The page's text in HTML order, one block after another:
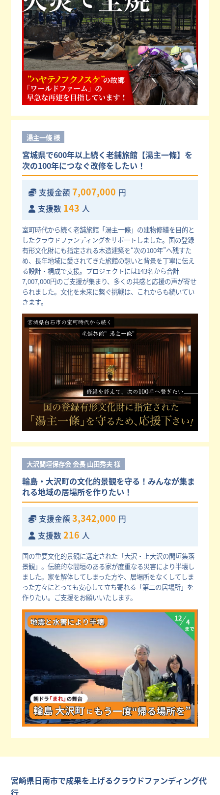
湯主一條 様
宮城県で600年以上続く老舗旅館【湯主一條】を
次の100年につなぐ改修をしたい！
支援金額 7,007,000 円
支援数 143 人
室町時代から続く老舗旅館「湯主一條」の建物修繕を目的と
したクラウドファンディングをサポートしました。国の登録
有形文化財にも指定される木造建築を“次の100年”へ残すた
め、長年地域に愛されてきた旅館の想いと背景を丁寧に伝え
る設計・構成で支援。プロジェクトには143名から合計
7,007,000円のご支援が集まり、多くの共感と応援の声が寄せ
られました。文化を未来に繋ぐ挑戦は、これからも続いてい
きます。
大沢間垣保存会 会長 山田秀夫 様
輪島・大沢町の文化的景観を守る！みんなが集ま
れる地域の居場所を作りたい！
支援金額 3,342,000 円
支援数 216 人
国の重要文化的景観に選定された「大沢・上大沢の間垣集落
景観」。伝統的な間垣のある家が度重なる災害により半壊し
ました。家を解体してしまった方や、居場所をなくしてしま
った方々にとっても安心して立ち寄れる「第二の居場所」を
作りたい。ご支援をお願いいたします。
宮崎県日南市で成果を上げるクラウドファンディング代
行